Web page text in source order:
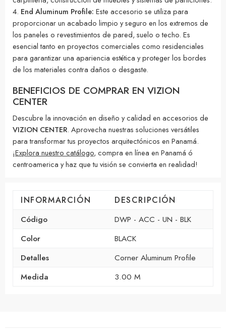
End Aluminum Profile: Este accesorio se utiliza para
proporcionar un acabado limpio y seguro en los extremos de
los paneles o revestimientos de pared, suelo o techo. Es
esencial tanto en proyectos comerciales como residenciales
para garantizar una apariencia estética y proteger los bordes
de los materiales contra daños o desgaste.
BENEFICIOS DE COMPRAR EN VIZION
CENTER
Descubre la innovación en diseño y calidad en accesorios de
VIZION CENTER. Aprovecha nuestras soluciones versátiles
para transformar tus proyectos arquitectónicos en Panamá.
¡Explora nuestro catálogo, compra en línea en Panamá ó
centroamerica y haz que tu visión se convierta en realidad!
INFORMARCIÓN
DESCRIPCIÓN
Código
DWP - ACC - UN - BLK
Color
BLACK
Detalles
Corner Aluminum Profile
Medida
3.00 M